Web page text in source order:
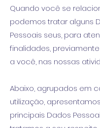
Quando você se
podemos tratar alguns
Pessoais seus, para
finalidades,
a você, nas nossas
Abaixo, agrupados em
utilização,
principais Dados